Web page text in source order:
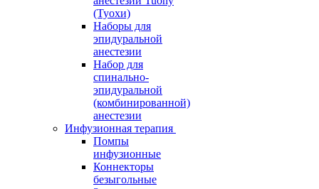
(Туохи)
Наборы для
эпидуральной
анестезии
Набор для
спинально-
эпидуральной
(комбинированной)
анестезии
Инфузионная терапия
Помпы
инфузионные
Коннекторы
безыгольные